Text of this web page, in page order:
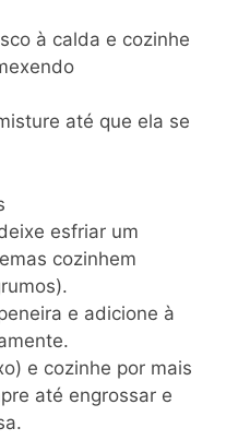
à calda e cozinhe
até que ela se
esfriar um
cozinhem
e adicione à
e cozinhe por mais
até engrossar e